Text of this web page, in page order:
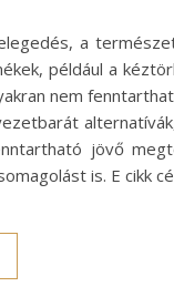
a
például a
nem
jövő
is. E cikk